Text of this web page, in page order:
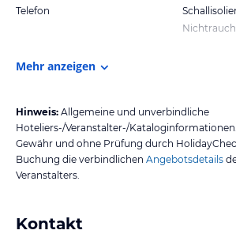
Telefon
Mehr anzeigen
Hinweis: Allgemeine und unverbindliche
Hoteliers-/Veranstalter-/
Gewähr und ohne Prüfung durch
Buchung die verbindlichen Angebotsdetails
Veranstalters.
Kontakt